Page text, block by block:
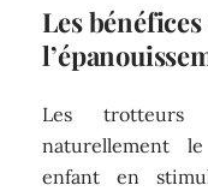
Les
Les trotteurs
naturellement
enfant en